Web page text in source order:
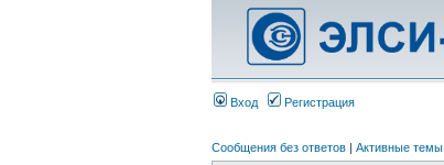
Вход Регистрация
Сообщения без ответов | Активные темы